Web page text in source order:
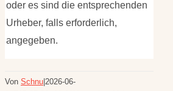
oder es sind die entsprechenden
Urheber, falls erforderlich,
angegeben.
Von Schnu 2026-06-